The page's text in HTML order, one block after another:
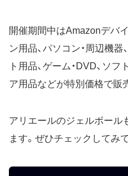
開催期間中はAmazonデバ
ン用品、パソコン・周辺機器
ト用品、ゲーム・DVD、ソ
ア用品などが特別価格で販
アリエールのジェルボール
ます。ぜひチェックしてみ